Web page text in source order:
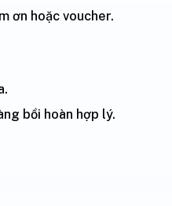
ơn hoặc voucher.
bồi hoàn hợp lý.